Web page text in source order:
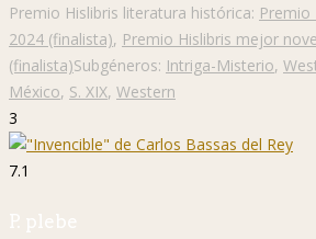
Premio Hislibris literatura histórica:
2024 (finalista), Premio Hislibris mejor
(finalista)Subgéneros: Intriga-Misterio,
México, S. XIX, Western
3
7.1
P. plebe